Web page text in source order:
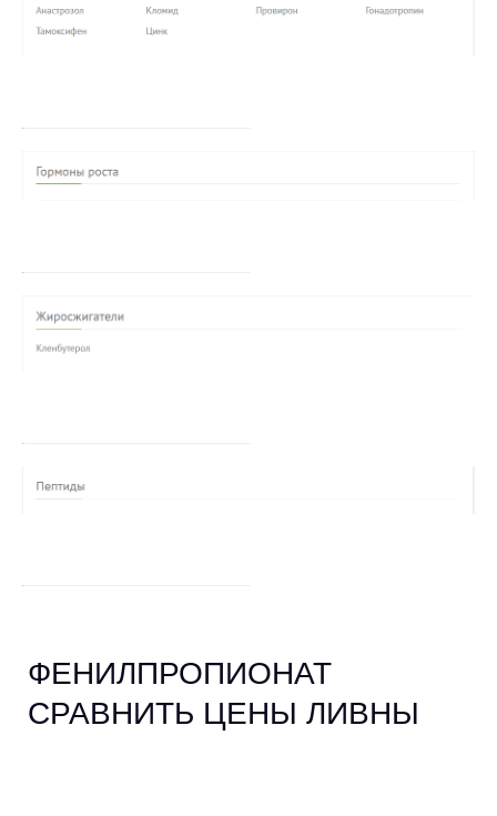
ФЕНИЛПРОПИОНАТ
СРАВНИТЬ ЦЕНЫ ЛИВНЫ